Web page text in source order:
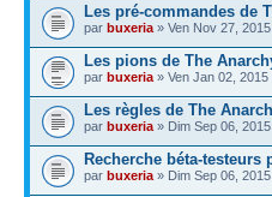
Les pré-commandes de
par buxeria » Ven Nov 27,
Les pions de The
par buxeria » Ven Jan 02, 2015
Les règles de The
par buxeria » Dim Sep 06,
Recherche béta-testeurs
par buxeria » Dim Sep 06,